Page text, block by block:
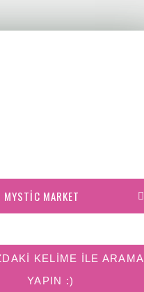
MYSTIC MARKET
KELIME ILE ARAMA
YAPIN :)